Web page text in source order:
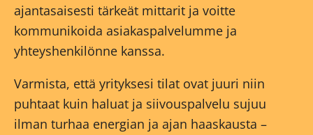
ajantasaisesti tärkeät mittarit ja voitte
kommunikoida asiakaspalvelumme ja
yhteyshenkilönne kanssa.
Varmista, että yrityksesi tilat ovat juuri niin
puhtaat kuin haluat ja siivouspalvelu sujuu
ilman turhaa energian ja ajan haaskausta –